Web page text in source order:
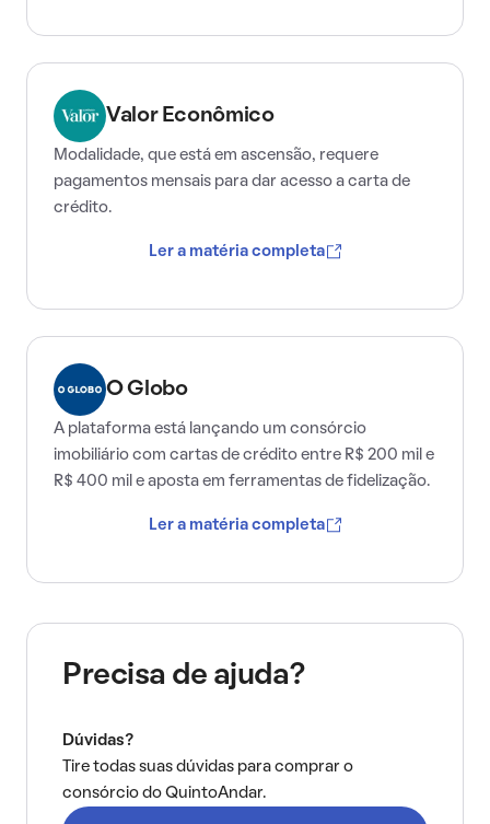
Valor Econômico
Modalidade, que está em ascensão, requere
pagamentos mensais para dar acesso a carta de
crédito.
Ler a matéria completa
O Globo
A plataforma está lançando um consórcio
imobiliário com cartas de crédito entre R$ 200 mil e
R$ 400 mil e aposta em ferramentas de fidelização.
Ler a matéria completa
Precisa de ajuda?
Dúvidas?
Tire todas suas dúvidas para comprar o
consórcio do QuintoAndar.